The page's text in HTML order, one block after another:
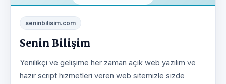
seninbilisim.com
Senin Bilişim
Yenilikçi ve gelişime her zaman açık web yazılım ve
hazır script hizmetleri veren web sitemizle sizde